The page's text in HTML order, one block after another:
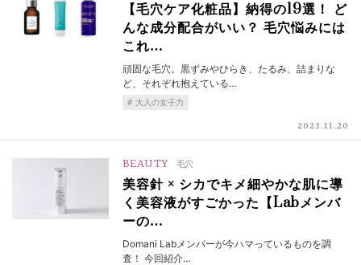
【毛穴ケア化粧品】納得の19選！ ど
んな成分配合がいい？ 毛穴悩みには
これ…
頑固な毛穴。黒ずみやひらき、たるみ、詰まりな
ど、それぞれ抱えている…
大人の女子力
2023.11.20
BEAUTY 毛穴
美容針 × シカでキメ細やかな肌に導
く美容液がすごかった【Labメンバ
ーの…
Domani Labメンバーが今ハマっているものを調
査！ 今回紹介…